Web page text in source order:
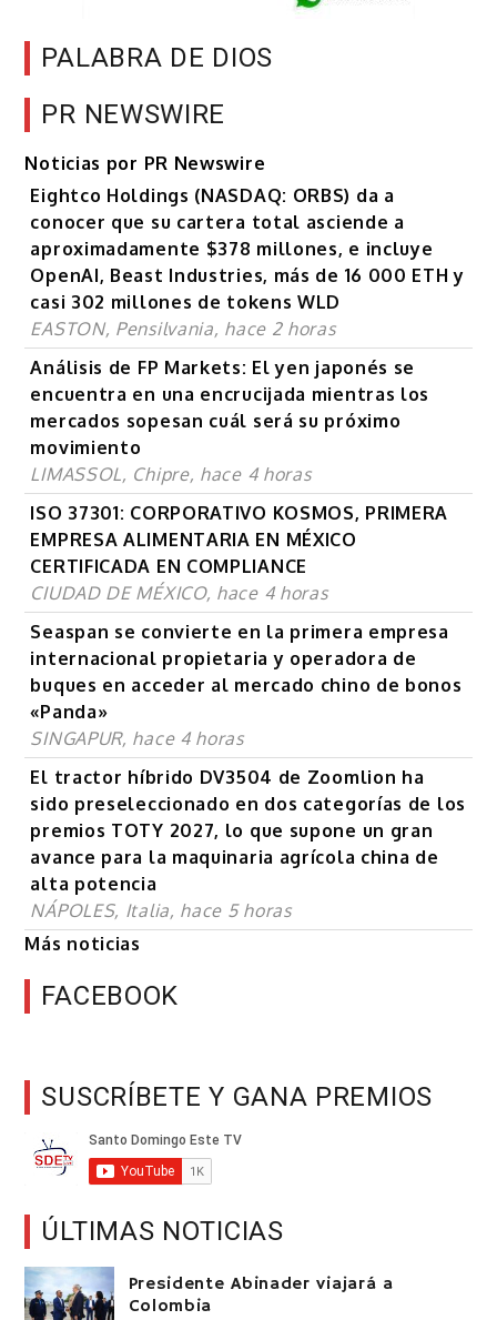
PALABRA DE DIOS
PR NEWSWIRE
Noticias por PR Newswire
Eightco Holdings (NASDAQ: ORBS) da a
conocer que su cartera total asciende a
aproximadamente $378 millones, e incluye
OpenAI, Beast Industries, más de 16 000 ETH y
casi 302 millones de tokens WLD
EASTON, Pensilvania, hace 2 horas
Análisis de FP Markets: El yen japonés se
encuentra en una encrucijada mientras los
mercados sopesan cuál será su próximo
movimiento
LIMASSOL, Chipre, hace 4 horas
ISO 37301: CORPORATIVO KOSMOS, PRIMERA
EMPRESA ALIMENTARIA EN MÉXICO
CERTIFICADA EN COMPLIANCE
CIUDAD DE MÉXICO, hace 4 horas
Seaspan se convierte en la primera empresa
internacional propietaria y operadora de
buques en acceder al mercado chino de bonos
«Panda»
SINGAPUR, hace 4 horas
El tractor híbrido DV3504 de Zoomlion ha
sido preseleccionado en dos categorías de los
premios TOTY 2027, lo que supone un gran
avance para la maquinaria agrícola china de
alta potencia
NÁPOLES, Italia, hace 5 horas
Más noticias
FACEBOOK
SUSCRÍBETE Y GANA PREMIOS
ÚLTIMAS NOTICIAS
Presidente Abinader viajará a
Colombia